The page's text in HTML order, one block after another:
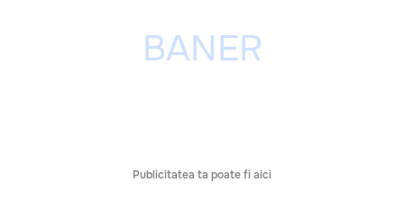
Publicitatea ta poate fi aici